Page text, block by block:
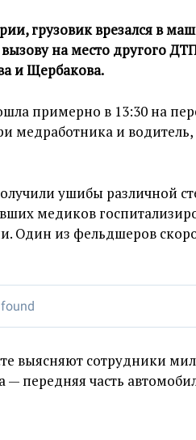
грузовик врезался в
на место другого
и Щербакова.
примерно в 13:30 на
медработника и
ушибы различной
медиков
Один из фельдшеров
выясняют сотрудники
передняя часть